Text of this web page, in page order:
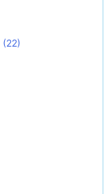
(22)